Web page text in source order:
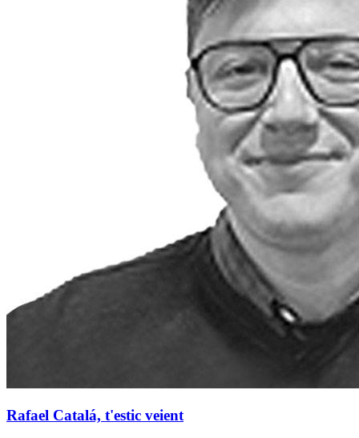
Rafael Catalá, t'estic veient